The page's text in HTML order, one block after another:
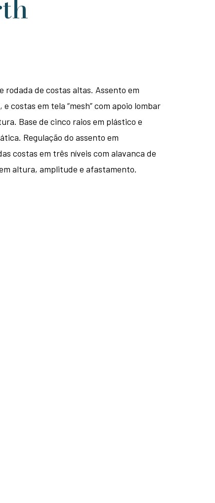
rodada de costas altas. Assento em
costas em tela “mesh” com apoio lombar
Base de cinco raios em plástico e
Regulação do assento em
costas em três níveis com alavanca de
altura, amplitude e afastamento.